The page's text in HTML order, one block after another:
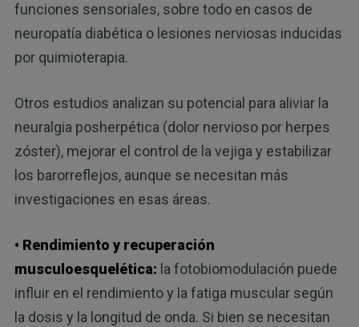
funciones sensoriales, sobre todo en casos de
neuropatía diabética o lesiones nerviosas inducidas
por quimioterapia.
Otros estudios analizan su potencial para aliviar la
neuralgia posherpética (dolor nervioso por herpes
zóster), mejorar el control de la vejiga y estabilizar
los barorreflejos, aunque se necesitan más
investigaciones en esas áreas.
• Rendimiento y recuperación
musculoesquelética: la fotobiomodulación puede
influir en el rendimiento y la fatiga muscular según
la dosis y la longitud de onda. Si bien se necesitan